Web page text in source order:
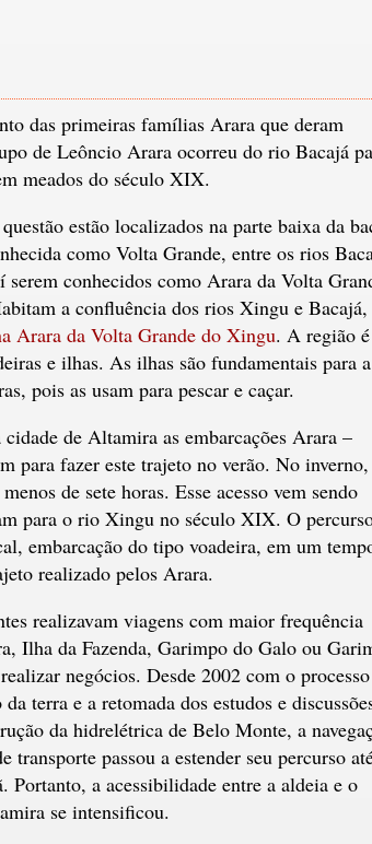
das primeiras famílias Arara que deram
de Leôncio Arara ocorreu do rio Bacajá
meados do século XIX.
estão localizados na parte baixa da
como Volta Grande, entre os rios
serem conhecidos como Arara da Volta
a confluência dos rios Xingu e Bacajá,
Arara da Volta Grande do Xingu. A região
e ilhas. As ilhas são fundamentais para a
pois as usam para pescar e caçar.
de Altamira as embarcações Arara –
para fazer este trajeto no verão. No inverno,
de sete horas. Esse acesso vem sendo
para o rio Xingu no século XIX. O
embarcação do tipo voadeira, em um
realizado pelos Arara.
realizavam viagens com maior frequência
Ilha da Fazenda, Garimpo do Galo ou
negócios. Desde 2002 com o
terra e a retomada dos estudos e
da hidrelétrica de Belo Monte, a
transporte passou a estender seu percurso
Portanto, a acessibilidade entre a aldeia e o
se intensificou.